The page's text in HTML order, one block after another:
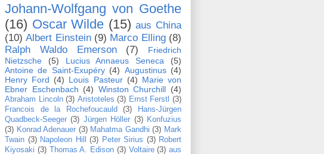
Johann-Wolfgang von Goethe
(16) Oscar Wilde (15) aus China
(10) Albert Einstein (9) Marco Elling (8)
Ralph Waldo Emerson
(7)
Friedrich
Nietzsche
(5) Lucius Annaeus Seneca
(5)
Antoine de Saint-Exupéry (4) Augustinus (4)
Henry Ford (4) Louis Pasteur (4) Marie von
Ebner Eschenbach (4) Winston Churchill (4)
Abraham Lincoln (3) Aristoteles (3) Ernst Ferstl (3)
Francois de la Rochefoucauld
(3)
Hans-Jürgen
Quadbeck-Seeger (3) Jürgen Höller (3) Konfuzius
(3) Konrad Adenauer (3) Mahatma Gandhi (3) Mark
Twain (3) Napoleon Hill (3) Peter Sirius (3) Robert
Kiyosaki (3) Thomas A. Edison (3) Voltaire (3) aus